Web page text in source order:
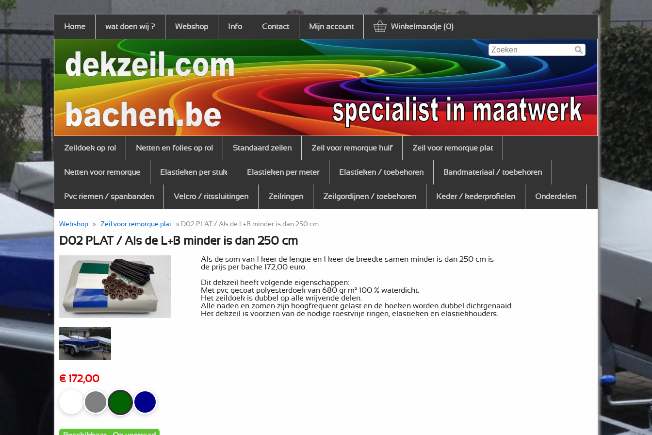
Home wat doen wij ? Webshop Info Contact Mijn account Winkelmandje (0)
Zeildoek op rol Netten en folies op rol Standaard zeilen Zeil voor remorque huif Zeil voor remorque plat
Netten voor remorque Elastieken per stuk Elastieken per meter Elastieken / toebehoren Bandmateriaal / toebehoren
Pvc riemen / spanbanden Velcro / ritssluitingen Zeilringen Zeilgordijnen / toebehoren Keder / kederprofielen Onderdelen
Webshop » Zeil voor remorque plat » D02 PLAT / Als de L+B minder is dan 250 cm
D02 PLAT / Als de L+B minder is dan 250 cm
Als de som van 1 keer de lengte en 1 keer de breedte samen minder is dan 250 cm is
de prijs per bache 172,00 euro.
Dit dekzeil heeft volgende eigenschappen:
Met pvc gecoat polyesterdoek van 680 gr m² 100 % waterdicht.
Het zeildoek is dubbel op alle wrijvende delen.
Alle naden en zomen zijn hoogfrequent gelast en de hoeken worden dubbel dichtgenaaid.
Het dekzeil is voorzien van de nodige roestvrije ringen, elastieken en elastiekhouders.
€ 172,00